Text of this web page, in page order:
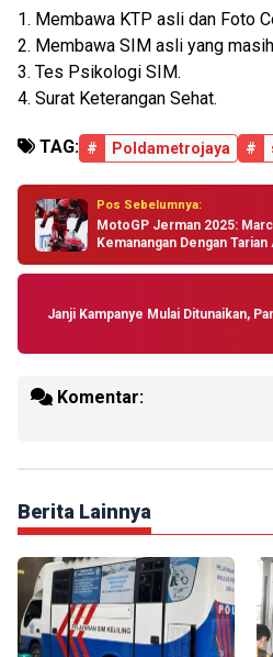
1. Membawa KTP asli dan Foto
2. Membawa SIM asli yang
3. Tes Psikologi SIM.
4. Surat Keterangan Sehat.
TAG: # Poldametrojaya #
Pos Sebelumnya:
MotoGP Jerman 2025:
Kemanangan Dengan
Janji Kampanye Mulai Ditunaikan,
Komentar:
Berita Lainnya